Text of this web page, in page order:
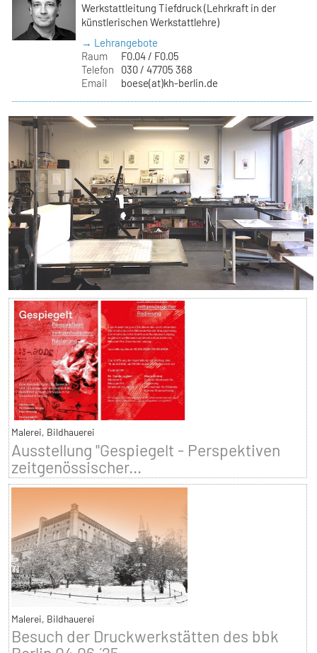
Werkstattleitung Tiefdruck (Lehrkraft in der
künstlerischen Werkstattlehre)
→ Lehrangebote
Raum
F0.04 / F0.05
Telefon
030 / 47705 368
Email
boese(at)kh-berlin.de
Malerei, Bildhauerei
Ausstellung "Gespiegelt - Perspektiven
zeitgenössischer...
Malerei, Bildhauerei
Besuch der Druckwerkstätten des bbk